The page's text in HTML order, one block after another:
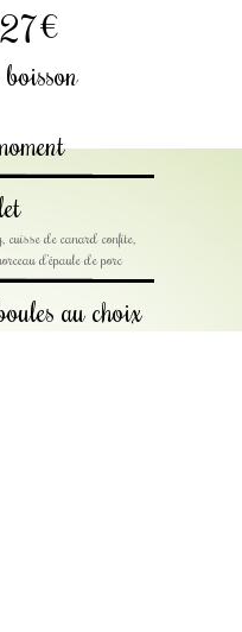
de canard confite,
d'épaule de porc
au choix